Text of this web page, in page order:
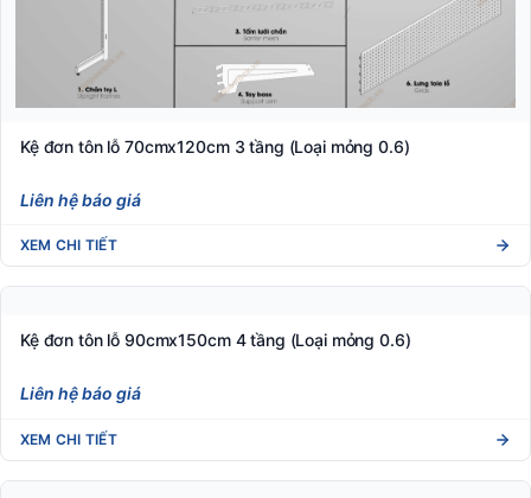
Kệ đơn tôn lỗ 70cmx120cm 3 tầng (Loại mỏng 0.6)
Liên hệ báo giá
XEM CHI TIẾT